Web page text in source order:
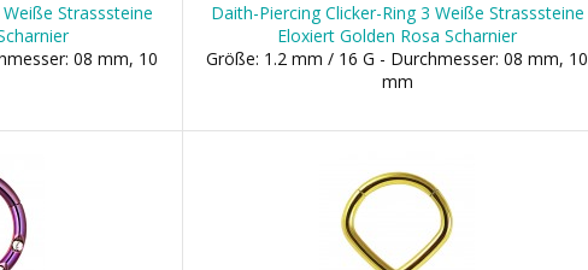
Strasssteine
08 mm, 10
Daith-Piercing Clicker-Ring 3 Weiße Strasssteine
Eloxiert Golden Rosa Scharnier
Größe: 1.2 mm / 16 G - Durchmesser: 08 mm, 10
mm